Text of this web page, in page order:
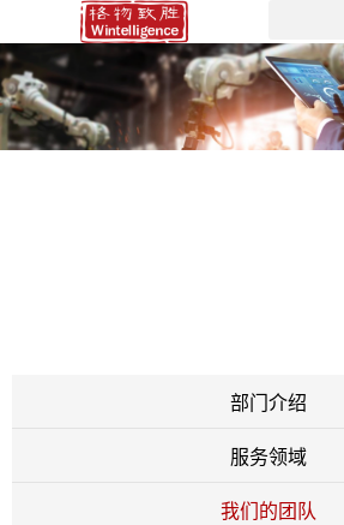
部门介绍
服务领域
我们的团队